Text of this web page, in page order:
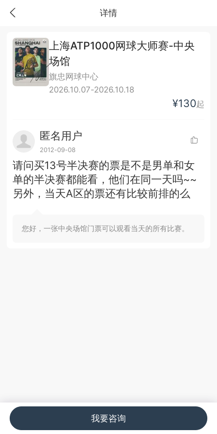
详情
上海ATP1000网球大师赛-中央
场馆
旗忠网球中心
2026.10.07-2026.10.18
¥130起
匿名用户
2012-09-08
请问买13号半决赛的票是不是男单和女
单的半决赛都能看，他们在同一天吗~~
另外，当天A区的票还有比较前排的么
您好，一张中央场馆门票可以观看当天的所有比赛。
我要咨询